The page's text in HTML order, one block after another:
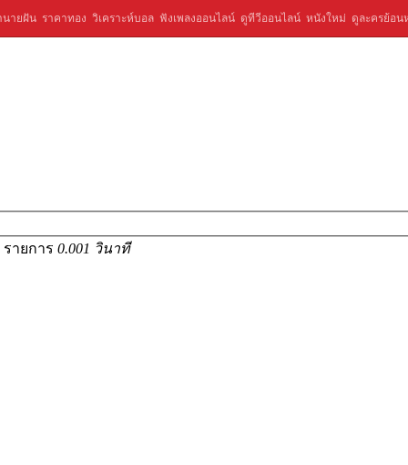
นายฝัน ราคาทอง วิเคราะห์บอล ฟังเพลงออนไลน์ ดูทีวีออนไลน์ หนังใหม่ ดูละครย้อน
ายการ 0.001 วินาที